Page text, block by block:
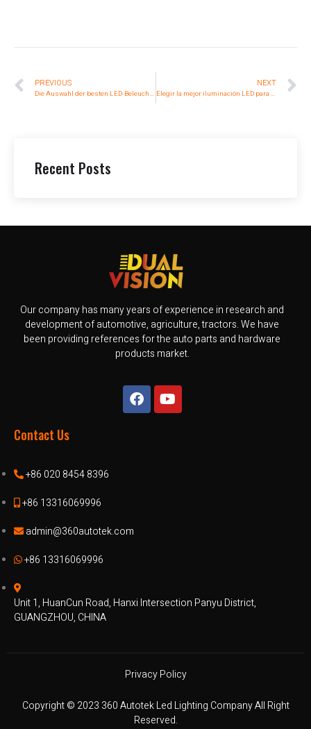
PREVIOUS
Die Auswahl der besten LED-Beleuchtung für optimale Arbeitsbereiche
NEXT
Elegir la mejor iluminación LED para optimizar los espacios de trabajo
Recent Posts
Our company has many years of experience in research and
development of automotive, agriculture, tractors. We have
been providing references for the auto parts and hardware
products market.
Contact Us
+86 020 8454 8396
+86 13316069996
admin@360autotek.com
+86 13316069996
Unit 1, HuanCun Road, Hanxi Intersection Panyu District,
GUANGZHOU, CHINA
Privacy Policy
Copyright © 2023 360 Autotek Led Lighting Company All Right
Reserved.